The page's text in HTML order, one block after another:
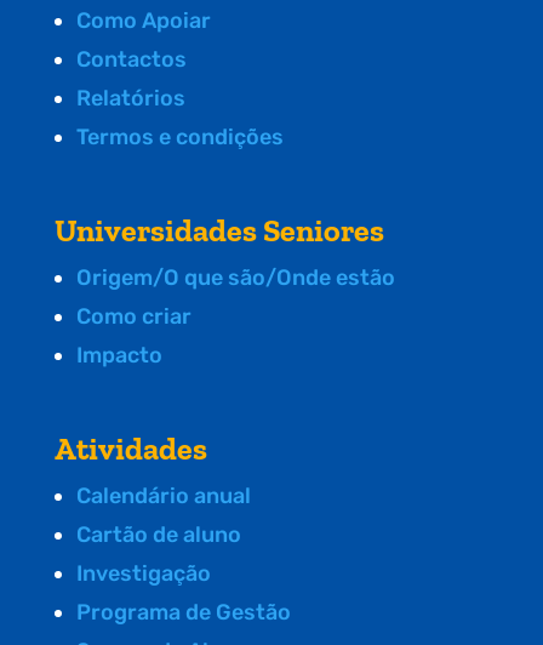
Como Apoiar
Contactos
Relatórios
Termos e condições
Universidades Seniores
Origem/O que são/Onde estão
Como criar
Impacto
Atividades
Calendário anual
Cartão de aluno
Investigação
Programa de Gestão